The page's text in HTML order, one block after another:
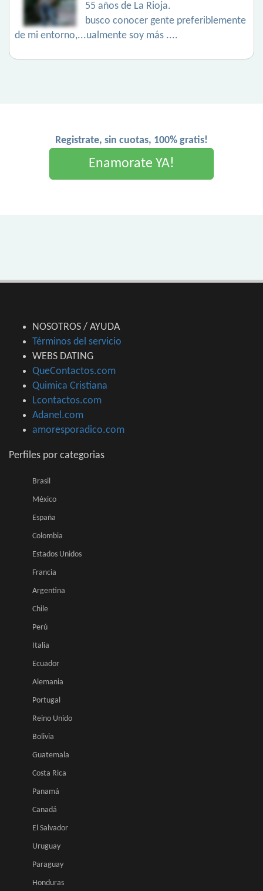
55 años de La Rioja.
busco conocer gente preferiblemente
de mi entorno,...ualmente soy más ....
Registrate, sin cuotas, 100% gratis!
Enamorate YA!
NOSOTROS / AYUDA
Términos del servicio
WEBS DATING
QueContactos.com
Quimica Cristiana
Lcontactos.com
Adanel.com
amoresporadico.com
Perfiles por categorias
Brasil
México
España
Colombia
Estados Unidos
Francia
Argentina
Chile
Perú
Italia
Ecuador
Alemania
Portugal
Reino Unido
Bolivia
Guatemala
Costa Rica
Panamá
Canadá
El Salvador
Uruguay
Paraguay
Honduras